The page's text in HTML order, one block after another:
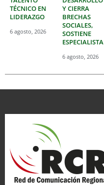
TÉCNICO EN
LIDERAZGO
6 agosto, 2026
Y CIERRA
BRECHAS
SOCIALES,
SOSTIENE
ESPECIALISTA
6 agosto, 2026